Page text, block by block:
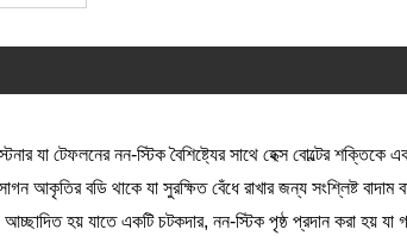
যা টেফলনের নন-স্টিক বৈশিষ্ট্যের সাথে হেক্স বোল্টের শক্তিকে
আকৃতির বডি থাকে যা সুরক্ষিত বেঁধে রাখার জন্য সংশ্লিষ্ট
হয় যাতে একটি চটকদার, নন-স্টিক পৃষ্ঠ প্রদান করা হয় যা